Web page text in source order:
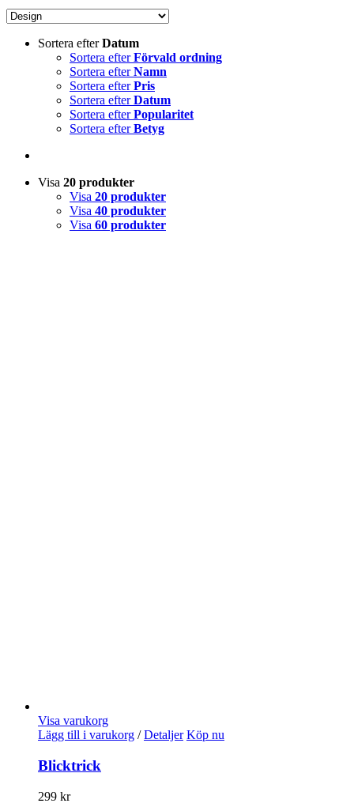
Sortera efterDatum
Sortera efterFörvald ordning
Sortera efterNamn
Sortera efterPris
Sortera efterDatum
Sortera efterPopularitet
Sortera efterBetyg
Visa 20 produkter
Visa 20 produkter
Visa 40 produkter
Visa 60 produkter
Visa varukorg
Lägg till i varukorg / Detaljer Köp nu
Blicktrick
299 kr